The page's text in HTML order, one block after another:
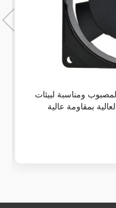
ومناسبة لبيئات
بمقاومة عالية